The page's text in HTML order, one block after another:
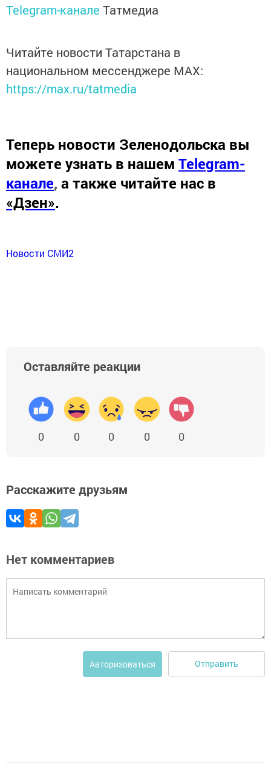
Telegram-канале Татмедиа
Читайте новости Татарстана в
национальном мессенджере MАХ:
https://max.ru/tatmedia
Теперь новости Зеленодольска вы
можете узнать в нашем Telegram-
канале, а также читайте нас в
«Дзен».
Новости СМИ2
Оставляйте реакции
0 0 0 0 0
Расскажите друзьям
Нет комментариев
Авторизоваться Отправить